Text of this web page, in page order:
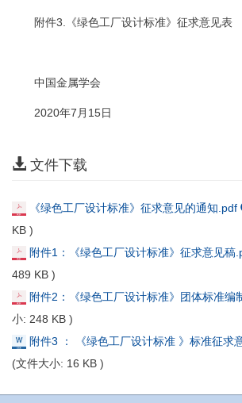
附件3.《绿色工厂设计标准》征求意见表
中国金属学会
2020年7月15日
文件下载
《绿色工厂设计标准》征求意见的通知.pdf
KB )
附件1：《绿色工厂设计标准》征求意见稿
489 KB )
附件2：《绿色工厂设计标准》团体标准编
小: 248 KB )
附件3 ： 《绿色工厂设计标准 》标准征求
(文件大小: 16 KB )